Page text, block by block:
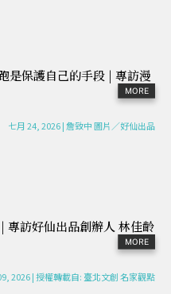
是保護自己的手段 | 專訪漫
七月 24, 2026|詹致中 圖片／好仙出品
專訪好仙出品創辦人 林佳齡
2026|授權轉載自: 臺北文創 名家觀點